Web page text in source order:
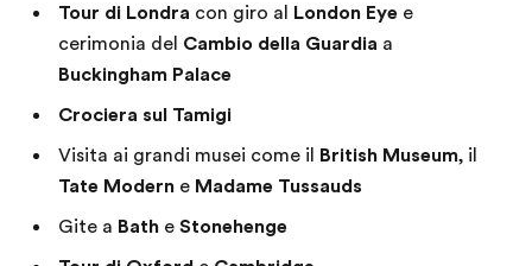
Tour di Londra con giro al London Eye e
cerimonia del Cambio della Guardia a
Buckingham Palace
Crociera sul Tamigi
Visita ai grandi musei come il British Museum, il
Tate Modern e Madame Tussauds
Gite a Bath e Stonehenge